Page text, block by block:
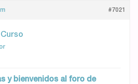
#7021
y bienvenidos al foro de